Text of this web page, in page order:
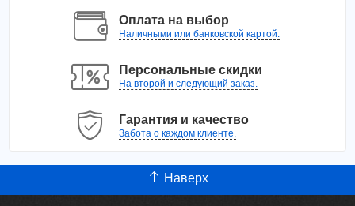
Оплата на выбор
Наличными или банковской картой.
Персональные скидки
На второй и следующий заказ.
Гарантия и качество
Забота о каждом клиенте.
Наверх